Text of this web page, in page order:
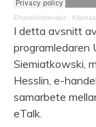
Ehandelstrender ·
I detta avsnitt
programledaren
Siemiatkowski,
Hesslin, e-
samarbete
eTalk.